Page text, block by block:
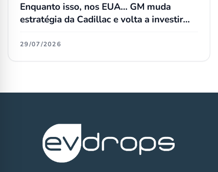
Enquanto isso, nos EUA… GM muda
estratégia da Cadillac e volta a investir
29/07/2026